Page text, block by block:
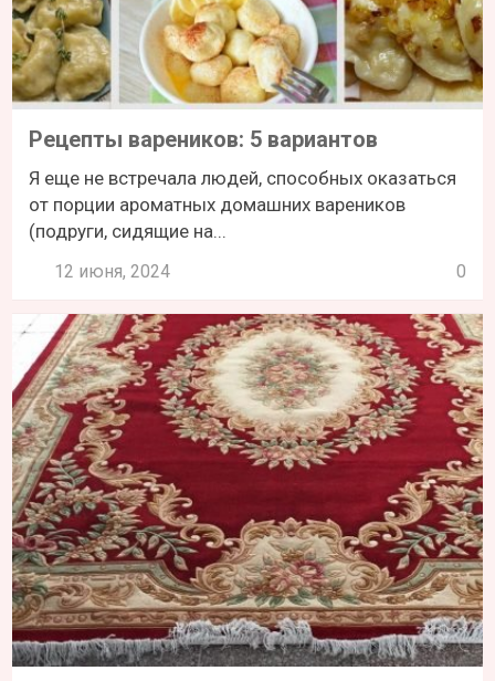
Рецепты вареников: 5 вариантов
Я еще не встречала людей, способных оказаться
от порции ароматных домашних вареников
(подруги, сидящие на...
12 июня, 2024 0